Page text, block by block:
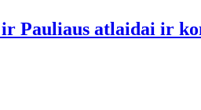
ir Pauliaus atlaidai ir